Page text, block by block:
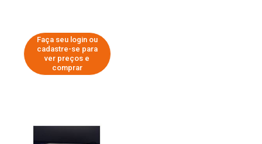
Faça seu login ou
cadastre-se para
ver preços e
comprar